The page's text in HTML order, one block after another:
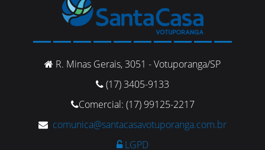
R. Minas Gerais, 3051 - Votuporanga/SP
(17) 3405-9133
Comercial: (17) 99125-2217
comunica@santacasavotuporanga.com.br
LGPD